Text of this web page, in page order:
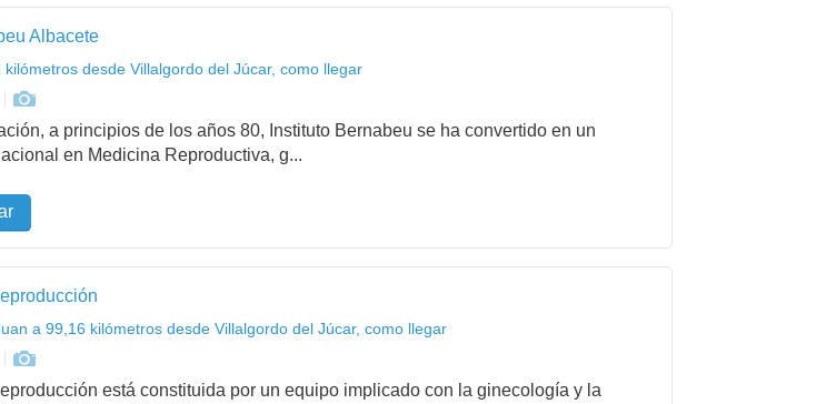
Albacete
desde Villalgordo del Júcar, como llegar
a principios de los años 80, Instituto Bernabeu se ha convertido en un
en Medicina Reproductiva, g...
a 99,16 kilómetros desde Villalgordo del Júcar, como llegar
está constituida por un equipo implicado con la ginecología y la